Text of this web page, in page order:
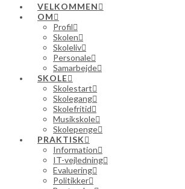
VELKOMMEN
OM
Profil
Skolen
Skoleliv
Personale
Samarbejde
SKOLE
Skolestart
Skolegang
Skolefritid
Musikskole
Skolepenge
PRAKTISK
Information
IT-vejledning
Evaluering
Politikker